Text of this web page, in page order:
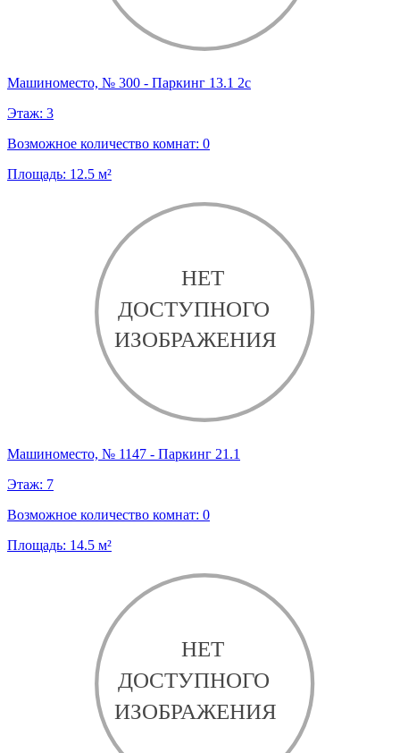
Машиноместо, № 300 - Паркинг 13.1 2с
Этаж: 3
Возможное количество комнат: 0
Площадь: 12.5 м²
Машиноместо, № 1147 - Паркинг 21.1
Этаж: 7
Возможное количество комнат: 0
Площадь: 14.5 м²